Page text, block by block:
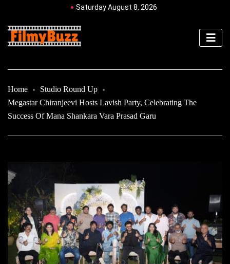
Saturday August 8, 2026
Home
Studio Round Up
Megastar Chiranjeevi Hosts Lavish Party, Celebrating The
Success Of Mana Shankara Vara Prasad Garu